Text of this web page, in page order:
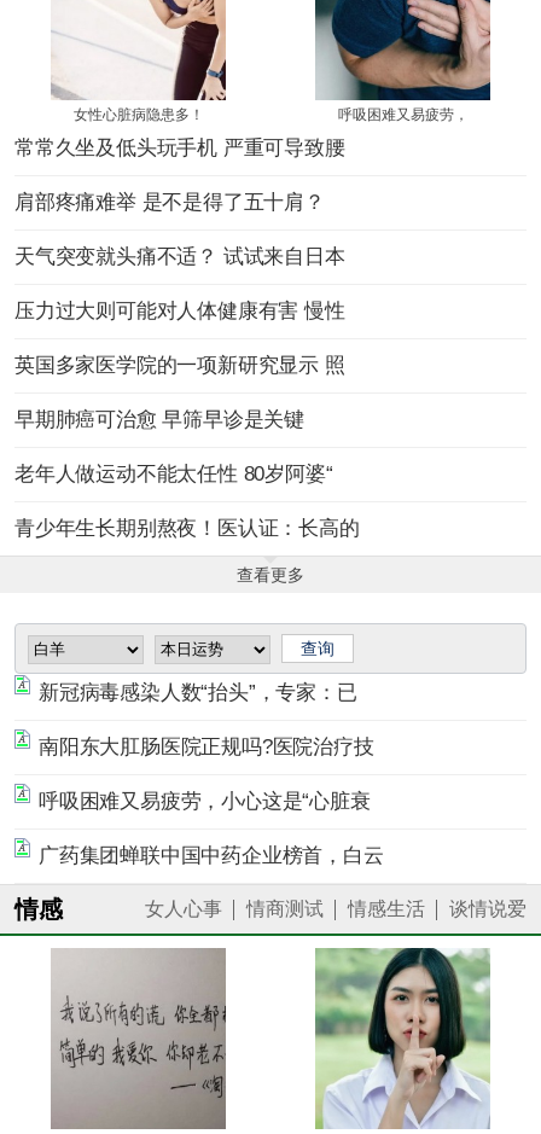
女性心脏病隐患多！ 呼吸困难又易疲劳，
常常久坐及低头玩手机 严重可导致腰
肩部疼痛难举 是不是得了五十肩？
天气突变就头痛不适？ 试试来自日本
压力过大则可能对人体健康有害 慢性
英国多家医学院的一项新研究显示 照
早期肺癌可治愈 早筛早诊是关键
老年人做运动不能太任性 80岁阿婆“
青少年生长期别熬夜！医认证：长高的
查看更多
新冠病毒感染人数“抬头”，专家：已
南阳东大肛肠医院正规吗?医院治疗技
呼吸困难又易疲劳，小心这是“心脏衰
广药集团蝉联中国中药企业榜首，白云
情感 女人心事 情商测试 情感生活 谈情说爱